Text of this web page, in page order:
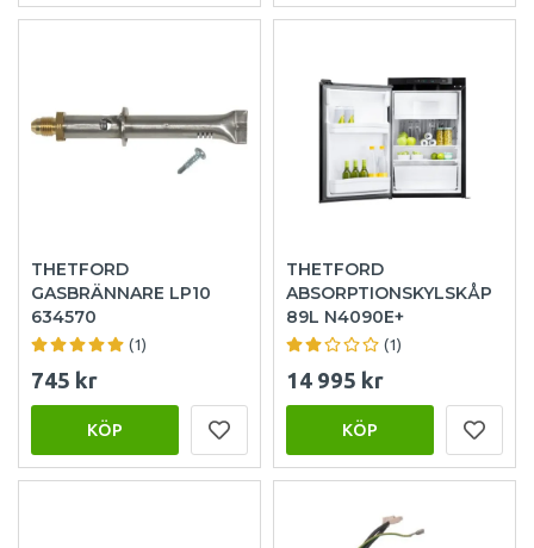
THETFORD
GASBRÄNNARE LP10
634570
(1)
745 kr
KÖP
THETFORD
ABSORPTIONSKYLSKÅP
89L N4090E+
(1)
14 995 kr
KÖP